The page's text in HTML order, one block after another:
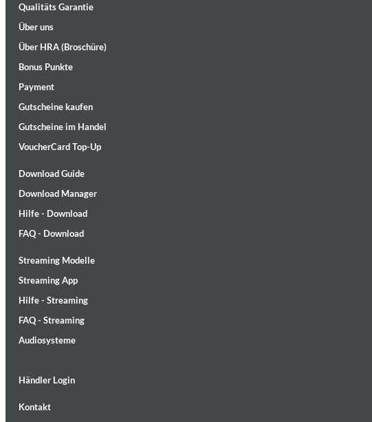
Ween
Qualitäts Garantie
Über uns
Über HRA (Broschüre)
Bonus Punkte
Payment
Gutscheine kaufen
Gutscheine im Handel
VoucherCard Top-Up
Download Guide
Download Manager
Hilfe - Download
FAQ - Download
Streaming Modelle
Streaming App
Hilfe - Streaming
FAQ - Streaming
Audiosysteme
Händler Login
Kontakt